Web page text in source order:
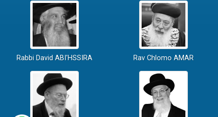
Rabbi David ABI'HSSIRA Rav Chlomo AMAR